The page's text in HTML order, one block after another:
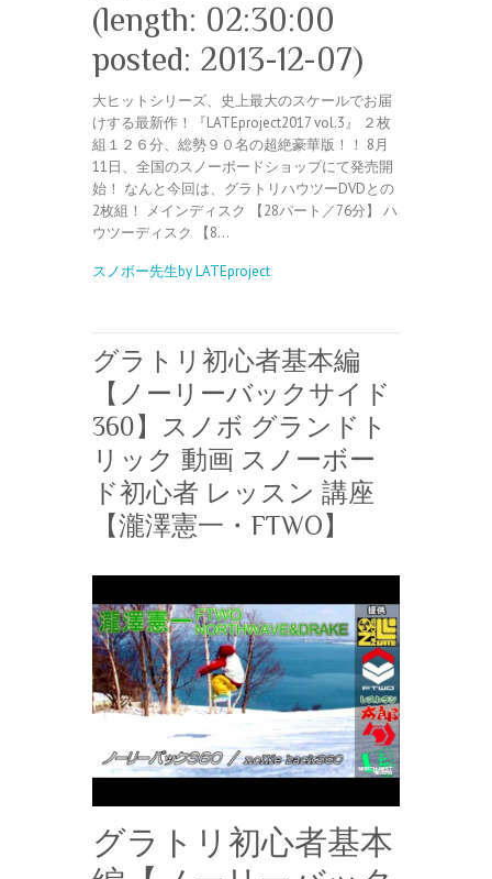
(length: 02:30:00
posted: 2013-12-07)
大ヒットシリーズ、史上最大のスケールでお届
けする最新作！『LATEproject2017 vol.3』 ２枚
組１２６分、総勢９０名の超絶豪華版！！ 8月
11日、全国のスノーボードショップにて発売開
始！ なんと今回は、グラトリハウツーDVDとの
2枚組！ メインディスク 【28パート／76分】 ハ
ウツーディスク 【8…
スノボー先生by LATEproject
グラトリ初心者基本編
【ノーリーバックサイド
360】スノボ グランドト
リック 動画 スノーボー
ド初心者 レッスン 講座
【瀧澤憲一・FTWO】
グラトリ初心者基本